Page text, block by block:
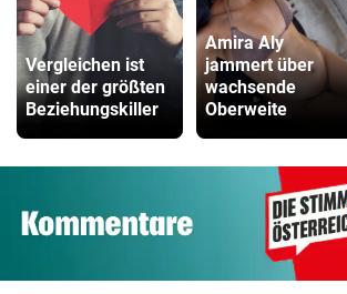
Vergleichen ist
einer der größten
Beziehungskiller
Amira Aly
jammert über
wachsende
Oberweite